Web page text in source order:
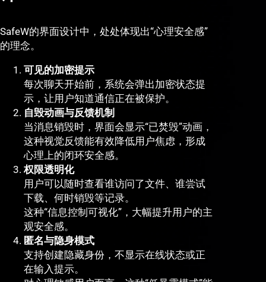
SafeW的界面设计中，处处体现出“心理安全感”
的理念。
可见的加密提示
每次聊天开始前，系统会弹出加密状态提
示，让用户知道通信正在被保护。
自毁动画与反馈机制
当消息销毁时，界面会显示“已焚毁”动画，
这种视觉反馈能有效降低用户焦虑，形成
心理上的闭环安全感。
权限透明化
用户可以随时查看谁访问了文件、谁尝试
下载、何时销毁等记录。
这种“信息控制可视化”，大幅提升用户的主
观安全感。
匿名与隐身模式
支持创建隐藏身份，不显示在线状态或正
在输入提示。